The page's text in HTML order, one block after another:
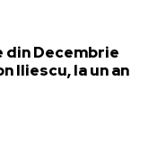
Decembrie
Iliescu, la un an